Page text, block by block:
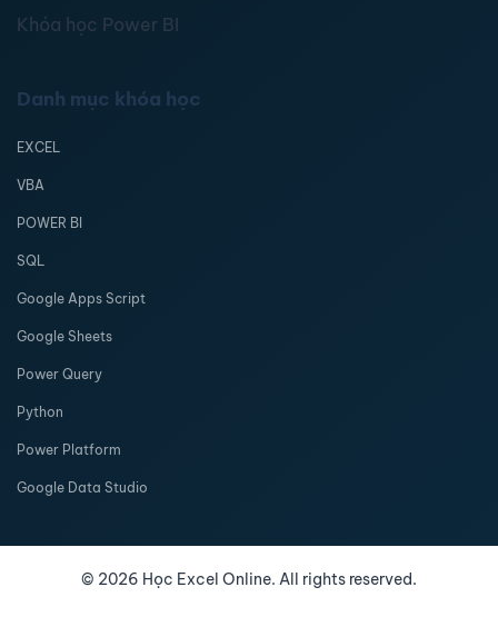
Khóa học Power BI
Danh mục khóa học
EXCEL
VBA
POWER BI
SQL
Google Apps Script
Google Sheets
Power Query
Python
Power Platform
Google Data Studio
© 2026 Học Excel Online. All rights reserved.